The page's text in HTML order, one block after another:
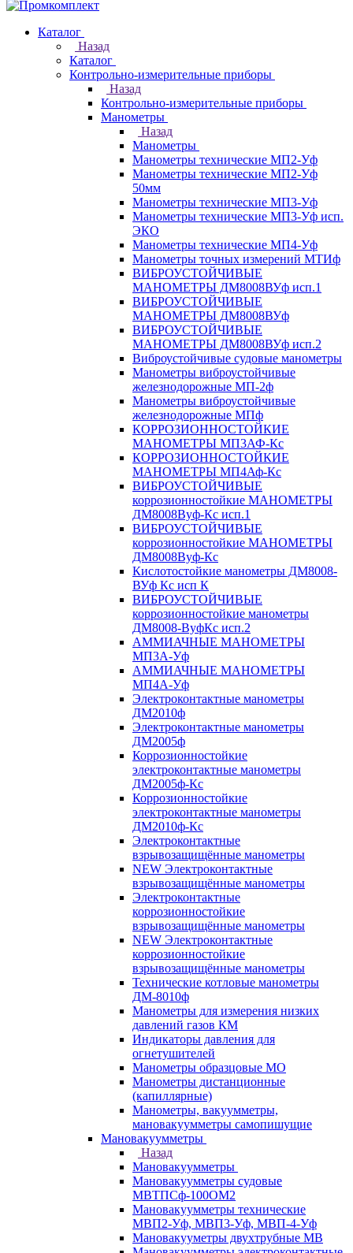
Каталог
Назад
Каталог
Контрольно-измерительные приборы
Назад
Контрольно-измерительные приборы
Манометры
Назад
Манометры
Манометры технические МП2-Уф
Манометры технические МП2-Уф
50мм
Манометры технические МП3-Уф
Манометры технические МП3-Уф исп.
ЭКО
Манометры технические МП4-Уф
Манометры точных измерений МТИф
ВИБРОУСТОЙЧИВЫЕ
МАНОМЕТРЫ ДМ8008ВУф исп.1
ВИБРОУСТОЙЧИВЫЕ
МАНОМЕТРЫ ДМ8008ВУф
ВИБРОУСТОЙЧИВЫЕ
МАНОМЕТРЫ ДМ8008ВУф исп.2
Виброустойчивые судовые манометры
Манометры виброустойчивые
железнодорожные МП-2ф
Манометры виброустойчивые
железнодорожные МПф
КОРРОЗИОННОСТОЙКИЕ
МАНОМЕТРЫ МП3АФ-Кс
КОРРОЗИОННОСТОЙКИЕ
МАНОМЕТРЫ МП4Аф-Кс
ВИБРОУСТОЙЧИВЫЕ
коррозионностойкие МАНОМЕТРЫ
ДМ8008Вуф-Кс исп.1
ВИБРОУСТОЙЧИВЫЕ
коррозионностойкие МАНОМЕТРЫ
ДМ8008Вуф-Кс
Кислотостойкие манометры ДМ8008-
ВУф Кс исп К
ВИБРОУСТОЙЧИВЫЕ
коррозионностойкие манометры
ДМ8008-ВуфКс исп.2
АММИАЧНЫЕ МАНОМЕТРЫ
МП3А-Уф
АММИАЧНЫЕ МАНОМЕТРЫ
МП4А-Уф
Электроконтактные манометры
ДМ2010ф
Электроконтактные манометры
ДМ2005ф
Коррозионностойкие
электроконтактные манометры
ДМ2005ф-Кс
Коррозионностойкие
электроконтактные манометры
ДМ2010ф-Кс
Электроконтактные
взрывозащищённые манометры
NEW Электроконтактные
взрывозащищённые манометры
Электроконтактные
коррозионностойкие
взрывозащищённые манометры
NEW Электроконтактные
коррозионностойкие
взрывозащищённые манометры
Технические котловые манометры
ДМ-8010ф
Манометры для измерения низких
давлений газов КМ
Индикаторы давления для
огнетушителей
Манометры образцовые МО
Манометры дистанционные
(капиллярные)
Манометры, вакуумметры,
мановакуумметры самопишущие
Мановакуумметры
Назад
Мановакуумметры
Мановакуумметры судовые
МВТПСф-100ОМ2
Мановакуумметры технические
МВП2-Уф, МВП3-Уф, МВП-4-Уф
Мановакууметры двухтрубные МВ